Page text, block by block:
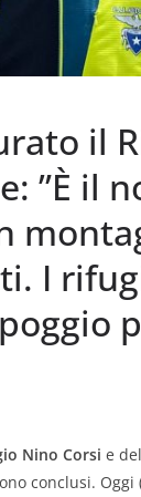
il
”È il
I
Nino Corsi e
conclusi.